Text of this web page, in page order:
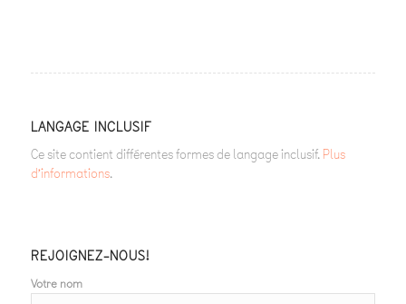
LANGAGE INCLUSIF
Ce site contient différentes formes de langage inclusif. Plus
d’informations.
REJOIGNEZ-NOUS!
Votre nom